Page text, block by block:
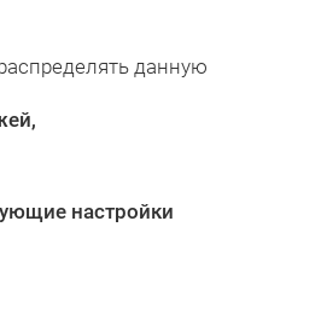
данную
настройки